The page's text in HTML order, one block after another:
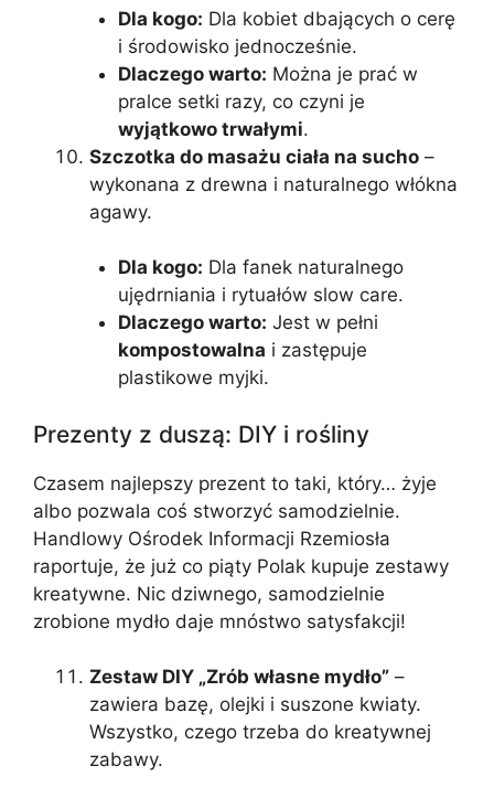
Dla kogo: Dla kobiet dbających o cerę
i środowisko jednocześnie.
Dlaczego warto: Można je prać w
pralce setki razy, co czyni je
wyjątkowo trwałymi.
Szczotka do masażu ciała na sucho –
wykonana z drewna i naturalnego włókna
agawy.
Dla kogo: Dla fanek naturalnego
ujędrniania i rytuałów slow care.
Dlaczego warto: Jest w pełni
kompostowalna i zastępuje
plastikowe myjki.
Prezenty z duszą: DIY i rośliny
Czasem najlepszy prezent to taki, który… żyje
albo pozwala coś stworzyć samodzielnie.
Handlowy Ośrodek Informacji Rzemiosła
raportuje, że już co piąty Polak kupuje zestawy
kreatywne. Nic dziwnego, samodzielnie
zrobione mydło daje mnóstwo satysfakcji!
Zestaw DIY „Zrób własne mydło” –
zawiera bazę, olejki i suszone kwiaty.
Wszystko, czego trzeba do kreatywnej
zabawy.